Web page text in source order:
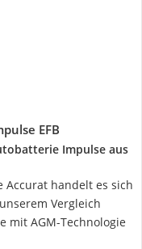
EFB
Impulse aus
Accurat handelt es sich
Vergleich
mit AGM-Technologie